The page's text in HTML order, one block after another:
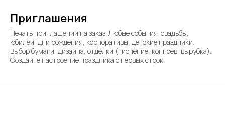
Приглашения
Печать приглашений на заказ. Любые события: свадьбы,
юбилеи, дни рождения, корпоративы, детские праздники.
Выбор бумаги, дизайна, отделки (тиснение, конгрев, вырубка).
Создайте настроение праздника с первых строк.